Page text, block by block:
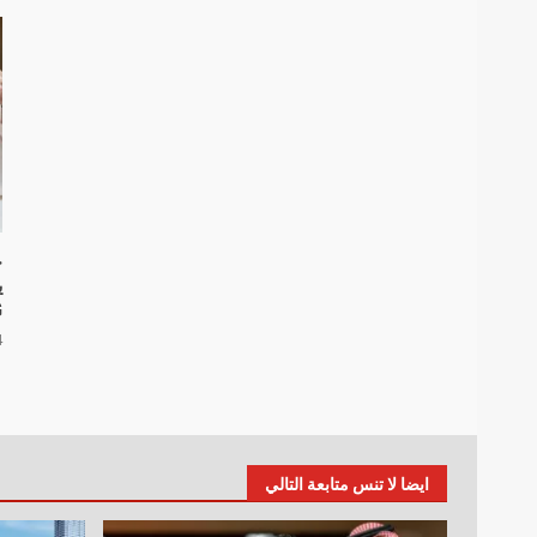
4
ايضا لا تنس متابعة التالي